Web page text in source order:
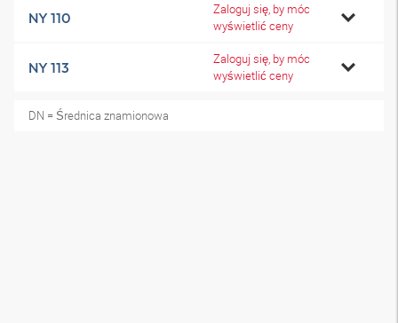
NY 110
Zaloguj się, by móc
wyświetlić ceny
NY 113
Zaloguj się, by móc
wyświetlić ceny
DN = Średnica znamionowa